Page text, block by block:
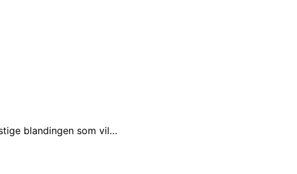
blandingen som vil…